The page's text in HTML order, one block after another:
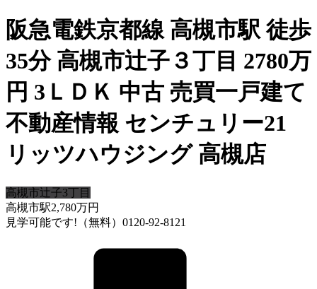
阪急電鉄京都線 高槻市駅 徒歩
35分 高槻市辻子３丁目 2780万
円 3ＬＤＫ 中古 売買一戸建て
不動産情報 センチュリー21
リッツハウジング 高槻店
高槻市辻子3丁目
高槻市駅2,780万円
見学可能です!（無料）0120-92-8121